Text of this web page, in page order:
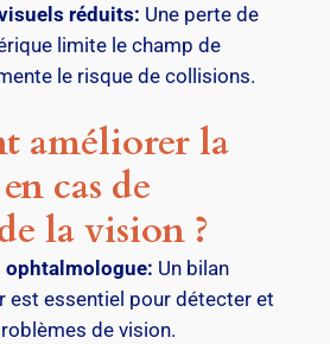
réduits: Une perte de
limite le champ de
le risque de collisions.
améliorer la
cas de
la vision ?
ophtalmologue: Un bilan
est essentiel pour détecter et
de vision.